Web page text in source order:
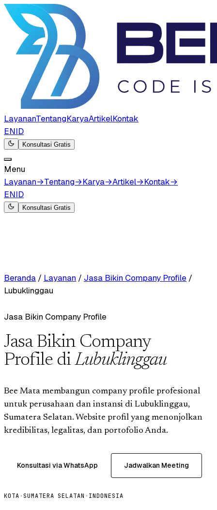
LayananTentangKaryaArtikelKontak
ENID
Konsultasi Gratis
Menu
Layanan→Tentang→Karya→Artikel→Kontak→
ENID
Konsultasi Gratis
Beranda / Layanan / Jasa Bikin Company Profile /
Lubuklinggau
Jasa Bikin Company Profile
Jasa Bikin Company
Profile diLubuklinggau
Bee Mata membangun company profile profesional
untuk perusahaan dan instansi di Lubuklinggau,
Sumatera Selatan. Website profil yang menonjolkan
kredibilitas, legalitas, dan portofolio Anda.
Konsultasi via WhatsApp Jadwalkan Meeting
KOTA · SUMATERA SELATAN · INDONESIA